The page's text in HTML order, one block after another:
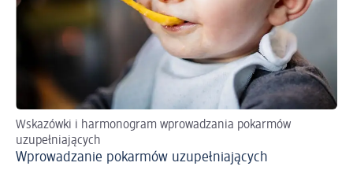
Wskazówki i harmonogram wprowadzania pokarmów
uzupełniających
Wprowadzanie pokarmów uzupełniających